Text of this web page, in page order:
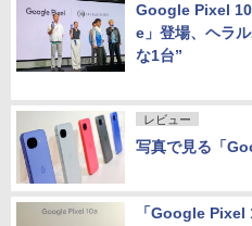
Google Pixel
e」登場、ヘラ
な1台”
レビュー
写真で見る「
「Google